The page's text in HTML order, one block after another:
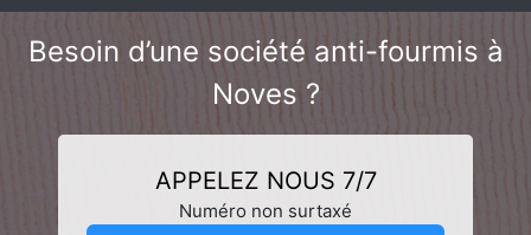
Besoin d’une société anti-fourmis à
Noves ?
APPELEZ NOUS 7/7
Numéro non surtaxé